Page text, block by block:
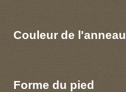
Couleur de l'anneau
Forme du pied